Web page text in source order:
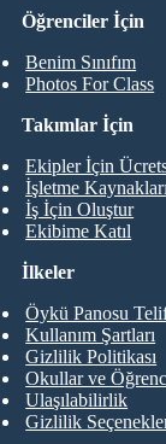
Öğrenciler İçin
Benim Sınıfım
Photos For Class
Takımlar İçin
Ekipler İçin
İşletme Kaynakları
İş İçin Oluştur
Ekibime Katıl
İlkeler
Öykü Panosu
Kullanım Şartları
Gizlilik Politikası
Okullar ve
Ulaşılabilirlik
Gizlilik